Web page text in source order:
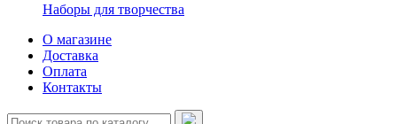
Наборы для творчества
О магазине
Доставка
Оплата
Контакты